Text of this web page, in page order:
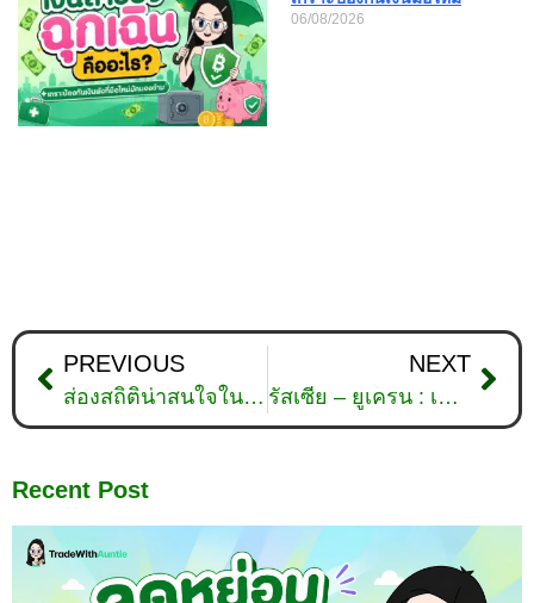
06/08/2026
PREVIOUS
ส่องสถิติน่าสนใจในตลาด Forex
NEXT
รัสเซีย – ยูเครน : เหตุระเบิดโรงเรียนสูญเสียกว่า 60 ศพ สตรีหมายเลขหนึ่งปรากฎตัวในยูเครน
Recent Post